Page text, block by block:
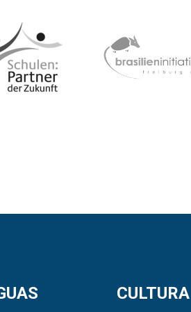
CULTURA